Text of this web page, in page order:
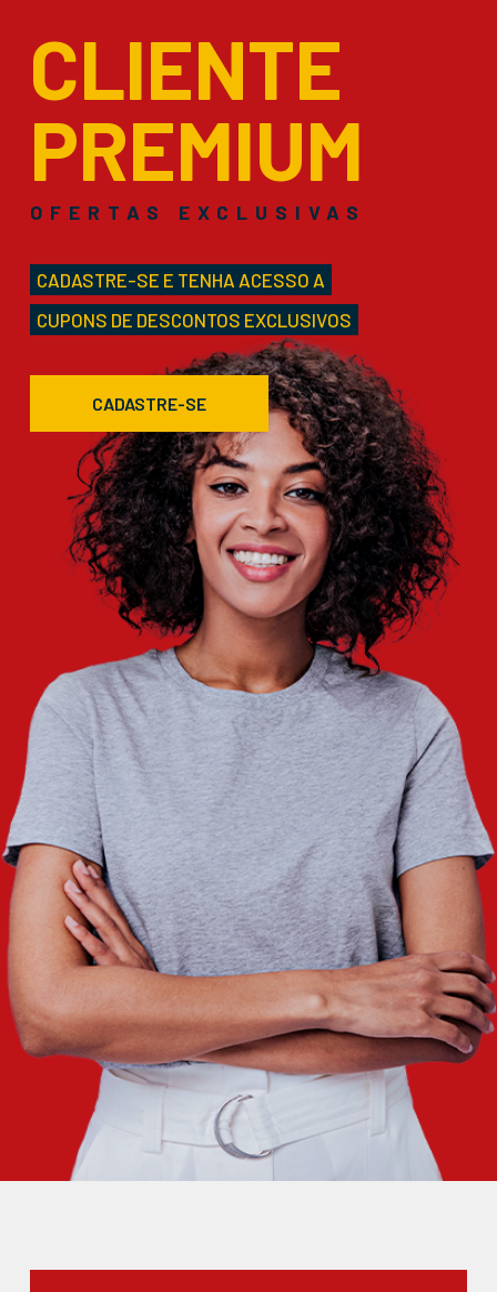
CLIENTE
PREMIUM
OFERTAS EXCLUSIVAS
CADASTRE-SE E TENHA ACESSO A
CUPONS DE DESCONTOS EXCLUSIVOS
CADASTRE-SE